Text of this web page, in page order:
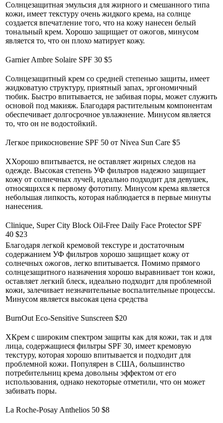
Солнцезащитная эмульсия для жирного и смешанного типа
кожи, имеет текстуру очень жидкого крема, на солнце
создается впечатление того, что на кожу нанесен белый
тональный крем. Хорошо защищает от ожогов, минусом
является то, что он плохо матирует кожу.
Garnier Ambre Solaire SPF 30 $5
Солнцезащитный крем со средней степенью защиты, имеет
жидковатую структуру, приятный запах, эргономичный
тюбик. Быстро впитывается, не забивая поры, может служить
основой под макияж. Благодаря растительным компонентам
обеспечивает долгосрочное увлажнение. Минусом является
то, что он не водостойкий.
Легкое прикосновение SPF 50 от Nivea Sun Care $5
ХХорошо впитывается, не оставляет жирных следов на
одежде. Высокая степень УФ фильтров надежно защищает
кожу от солнечных лучей, идеально подходит для девушек,
относящихся к первому фототипу. Минусом крема является
небольшая липкость, которая наблюдается в первые минуты
нанесения.
Clinique, Super City Block Oil-Free Daily Face Protector SPF
40 $23
Благодаря легкой кремовой текстуре и достаточным
содержанием УФ фильтров хорошо защищает кожу от
солнечных ожогов, легко впитывается. Помимо прямого
солнцезащитного назначения хорошо выравнивает тон кожи,
оставляет легкий блеск, идеально подходит для проблемной
кожи, залечивает незначительные воспалительные процессы.
Минусом является высокая цена средства
BurnOut Eco-Sensitive Sunscreen $20
ХКрем с широким спектром защиты как для кожи, так и для
лица, содержащиеся фильтры SPF 30, имеет кремовую
текстуру, которая хорошо впитывается и подходит для
проблемной кожи. Популярен в США, большинство
потребительниц крема довольны эффектом от его
использования, однако некоторые отметили, что он может
забивать поры.
La Roche-Posay Anthelios 50 $8